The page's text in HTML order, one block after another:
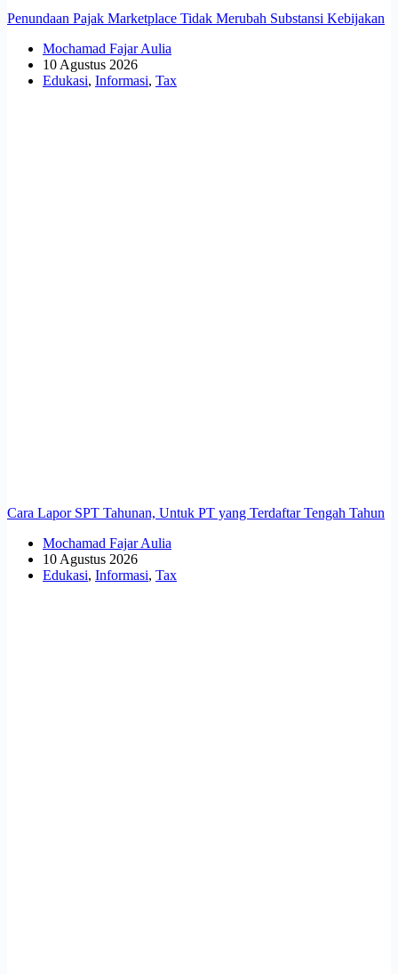
Penundaan Pajak Marketplace Tidak Merubah Substansi Kebijakan
Mochamad Fajar Aulia
10 Agustus 2026
Edukasi, Informasi, Tax
Cara Lapor SPT Tahunan, Untuk PT yang Terdaftar Tengah Tahun
Mochamad Fajar Aulia
10 Agustus 2026
Edukasi, Informasi, Tax